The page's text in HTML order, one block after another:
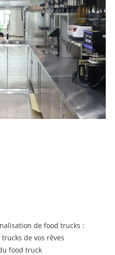
de food trucks :
de vos rêves
food truck